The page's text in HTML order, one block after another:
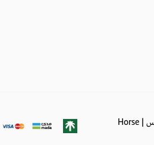
مراتب هورس | Horse